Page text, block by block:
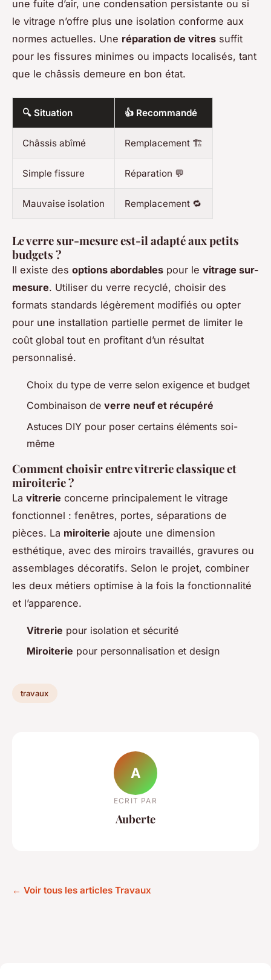
une fuite d’air, une condensation persistante ou si
le vitrage n’offre plus une isolation conforme aux
normes actuelles. Une réparation de vitres suffit
pour les fissures minimes ou impacts localisés, tant
que le châssis demeure en bon état.
🔍 Situation 👍 Recommandé
Châssis abîmé Remplacement 🏗️
Simple fissure Réparation 💬
Mauvaise isolation Remplacement 🔁
Le verre sur-mesure est-il adapté aux petits
budgets ?
Il existe des options abordables pour le vitrage sur-
mesure. Utiliser du verre recyclé, choisir des
formats standards légèrement modifiés ou opter
pour une installation partielle permet de limiter le
coût global tout en profitant d’un résultat
personnalisé.
Choix du type de verre selon exigence et budget
Combinaison de verre neuf et récupéré
Astuces DIY pour poser certains éléments soi-
même
Comment choisir entre vitrerie classique et
miroiterie ?
La vitrerie concerne principalement le vitrage
fonctionnel : fenêtres, portes, séparations de
pièces. La miroiterie ajoute une dimension
esthétique, avec des miroirs travaillés, gravures ou
assemblages décoratifs. Selon le projet, combiner
les deux métiers optimise à la fois la fonctionnalité
et l’apparence.
Vitrerie pour isolation et sécurité
Miroiterie pour personnalisation et design
travaux
A
ECRIT PAR
Auberte
← Voir tous les articles Travaux